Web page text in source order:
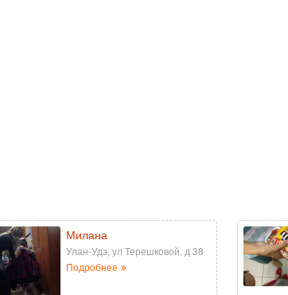
Милана
Улан-Удэ, ул Терешковой, д 38
Подробнее